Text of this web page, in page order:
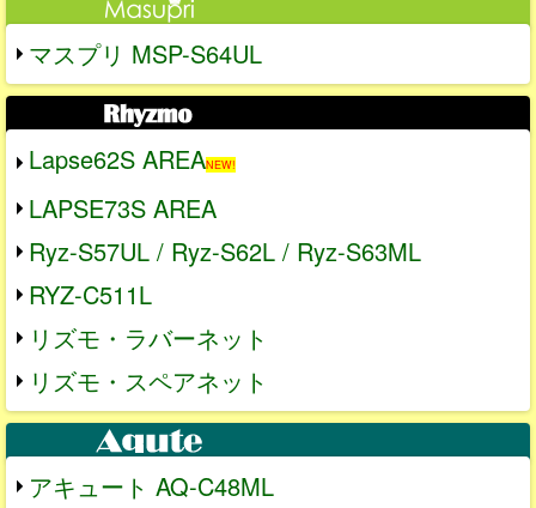
マスプリ MSP-S64UL
Lapse62S AREANEW!
LAPSE73S AREA
Ryz-S57UL / Ryz-S62L / Ryz-S63ML
RYZ-C511L
リズモ・ラバーネット
リズモ・スペアネット
アキュート AQ-C48ML